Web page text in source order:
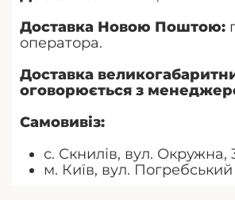
Доставка Новою Поштою:
оператора.
Доставка
оговорюється з
Самовивіз:
с. Скнилів, вул. Окружна,
м. Київ, вул.